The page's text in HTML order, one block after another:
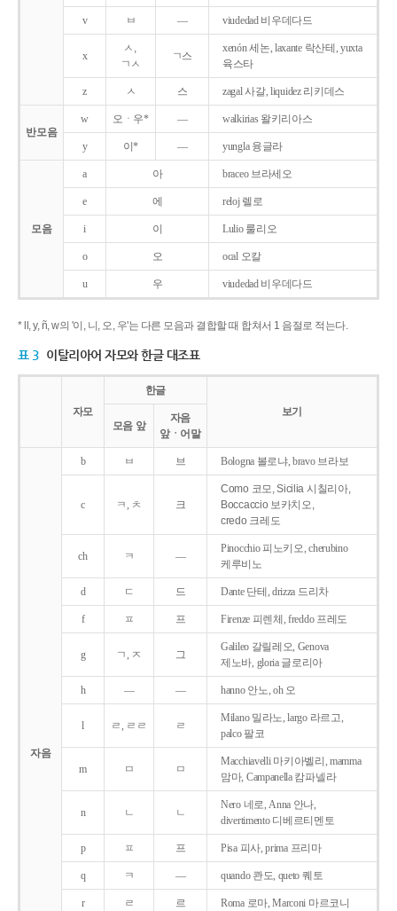
v ㅂ ― viudedad 비우데다드
x
ㅅ,
ㄱㅅ
ㄱ스
xenón 세논, laxante 락산테, yuxta
육스타
z ㅅ 스 zagal 사갈, liquidez 리키데스
반모음
w 오ㆍ우* ― walkirias 왈키리아스
y 이* ― yungla 융글라
모음
a 아 braceo 브라세오
e 에 reloj 렐로
i 이 Lulio 룰리오
o 오 ocal 오칼
u 우 viudedad 비우데다드
* ll, y, ñ, w의 '이, 니, 오, 우'는 다른 모음과 결합할 때 합쳐서 1 음절로 적는다.
표 3 이탈리아어 자모와 한글 대조표
자모
한글
보기
모음 앞
자음
앞ㆍ어말
자음
b ㅂ 브 Bologna 볼로냐, bravo 브라보
c ㅋ, ㅊ 크
Como 코모, Sicilia 시칠리아,
Boccaccio 보카치오,
credo 크레도
ch ㅋ ―
Pinocchio 피노키오, cherubino
케루비노
d ㄷ 드 Dante 단테, drizza 드리차
f ㅍ 프 Firenze 피렌체, freddo 프레도
g ㄱ, ㅈ 그
Galileo 갈릴레오, Genova
제노바, gloria 글로리아
h ― ― hanno 안노, oh 오
l ㄹ, ㄹㄹ ㄹ
Milano 밀라노, largo 라르고,
palco 팔코
m ㅁ ㅁ
Macchiavelli 마키아벨리, mamma
맘마, Campanella 캄파넬라
n ㄴ ㄴ
Nero 네로, Anna 안나,
divertimento 디베르티멘토
p ㅍ 프 Pisa 피사, prima 프리마
q ㅋ ― quando 콴도, queto 퀘토
r ㄹ 르 Roma 로마, Marconi 마르코니